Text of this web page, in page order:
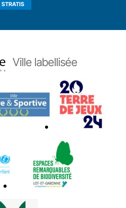
STRATIS
Ville labellisée